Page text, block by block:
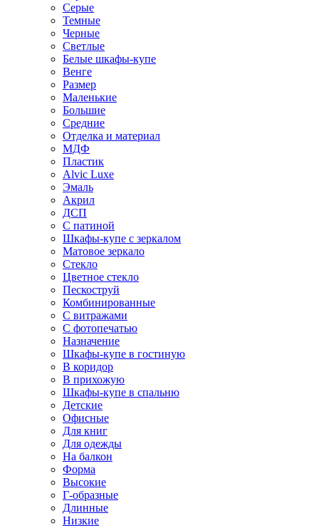
Серые
Темные
Черные
Светлые
Белые шкафы-купе
Венге
Размер
Маленькие
Большие
Средние
Отделка и материал
МДФ
Пластик
Alvic Luxe
Эмаль
Акрил
ДСП
С патиной
Шкафы-купе с зеркалом
Матовое зеркало
Стекло
Цветное стекло
Пескоструй
Комбинированные
С витражами
С фотопечатью
Назначение
Шкафы-купе в гостиную
В коридор
В прихожую
Шкафы-купе в спальню
Детские
Офисные
Для книг
Для одежды
На балкон
Форма
Высокие
Г-образные
Длинные
Низкие